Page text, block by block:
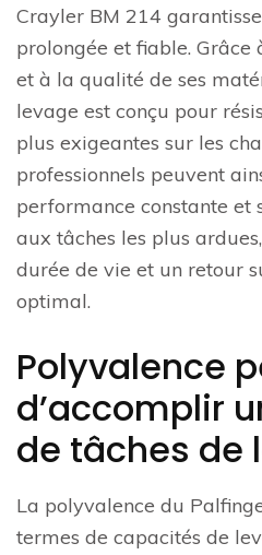
Crayler BM 214
prolongée et fiable. Grâce
et à la qualité de ses
levage est conçu pour
plus exigeantes sur les
professionnels peuvent
performance constante et
aux tâches les plus
durée de vie et un retour
optimal.
Polyvalence
d’accomplir
de tâches de
La polyvalence du
termes de capacités de